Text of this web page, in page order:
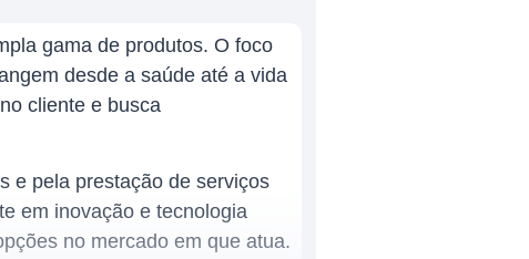
gama de produtos. O foco
desde a saúde até a vida
cliente e busca
e pela prestação de serviços
em inovação e tecnologia
no mercado em que atua.